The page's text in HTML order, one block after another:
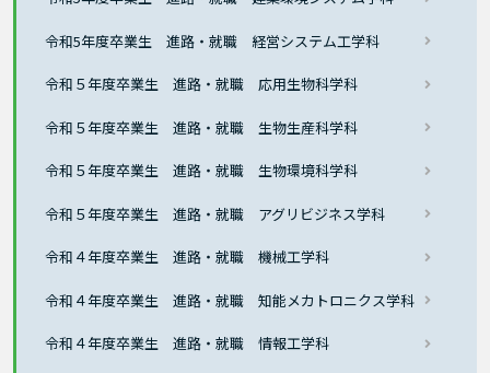
令和5年度卒業生 進路・就職 経営システム工学科
令和５年度卒業生 進路・就職 応用生物科学科
令和５年度卒業生 進路・就職 生物生産科学科
令和５年度卒業生 進路・就職 生物環境科学科
令和５年度卒業生 進路・就職 アグリビジネス学科
令和４年度卒業生 進路・就職 機械工学科
令和４年度卒業生 進路・就職 知能メカトロニクス学科
令和４年度卒業生 進路・就職 情報工学科